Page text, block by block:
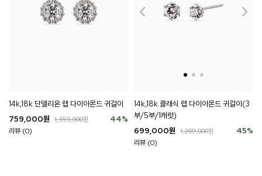
14k,18k 단델리온 랩 다이아몬드 귀걸이
44%
759,000원 1,359,000원
리뷰 (0)
14k,18k 클래식 랩 다이아몬드 귀걸이(3
부/5부/1캐럿)
45%
699,000원 1,269,000원
리뷰 (0)